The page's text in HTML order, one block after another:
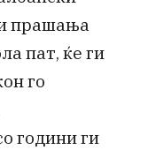
прашања
пат, ќе ги
го
години ги